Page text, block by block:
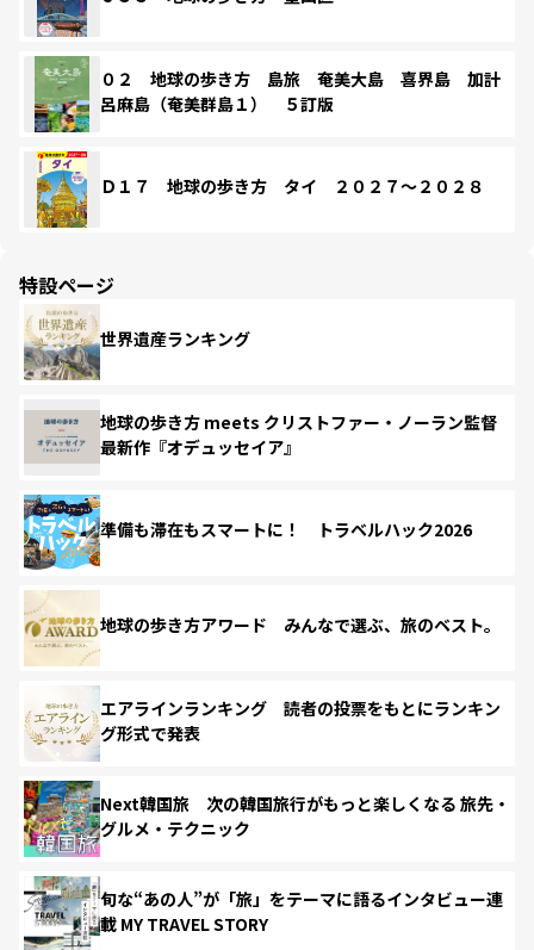
０２ 地球の歩き方 島旅 奄美大島 喜界島 加計
呂麻島（奄美群島１） ５訂版
Ｄ１７ 地球の歩き方 タイ ２０２７～２０２８
特設ページ
世界遺産ランキング
地球の歩き方 meets クリストファー・ノーラン監督
最新作『オデュッセイア』
準備も滞在もスマートに！ トラベルハック2026
地球の歩き方アワード みんなで選ぶ、旅のベスト。
エアラインランキング 読者の投票をもとにランキン
グ形式で発表
Next韓国旅 次の韓国旅行がもっと楽しくなる 旅先・
グルメ・テクニック
旬な“あの人”が「旅」をテーマに語るインタビュー連
載 MY TRAVEL STORY